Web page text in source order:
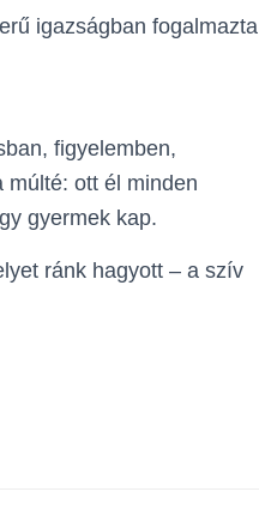
igazságban fogalmazta
figyelemben,
múlté: ott él minden
gyermek kap.
ránk hagyott – a szív